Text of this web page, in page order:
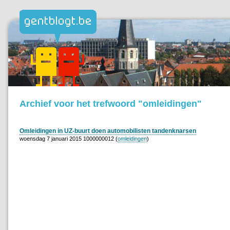
Archief voor het trefwoord "omleidingen"
Omleidingen in UZ-buurt doen automobilisten tandenknarsen
woensdag 7 januari 2015 1000000012 (omleidingen)